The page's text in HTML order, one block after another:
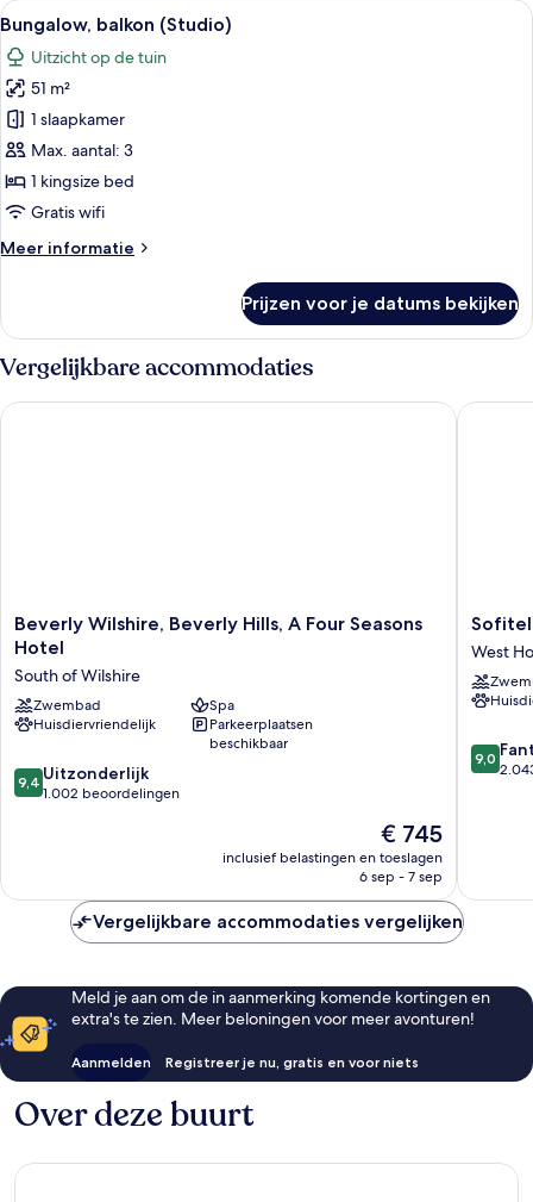
Balcony
Alle
foto's
voor
Bungalow,
balkon
(Studio)
laden
Een hotelkamer met een groot bed,
7
Bungalow, balkon (Studio)
Uitzicht op de tuin
51 m²
1 slaapkamer
Max. aantal: 3
1 kingsize bed
Gratis wifi
Meer informatie
Meer
balkon
Prijzen voor je datums bekijken
Vergelijkbare accommodaties
Beverly
Wilshire,
Hills,
A
Four
Hotel
South
Beverly Wilshire, Beverly Hills, A Four Seasons
Hotel
South of Wilshire
Zwembad
Spa
Huisdiervriendelijk
Parkeerplaatsen
beschikbaar
9.4
van
9,4 Uitzonderlijk
1.002 beoordelingen
De
prijs
is
€ 745
inclusief belastingen en toeslagen
6 sep - 7 sep
Beverly Wilshire, Beverly Hills, A Four Seasons Hotel
Sofitel
LA
at
Beverly
Hills
Sofitel
West
9.0
van
9,0
Sofitel
Vergelijkbare accommodaties vergelijken
Meld je aan om de in aanmerking komende kortingen en
extra's te zien. Meer beloningen voor meer avonturen!
Aanmelden Registreer je nu, gratis en voor niets
Over deze buurt